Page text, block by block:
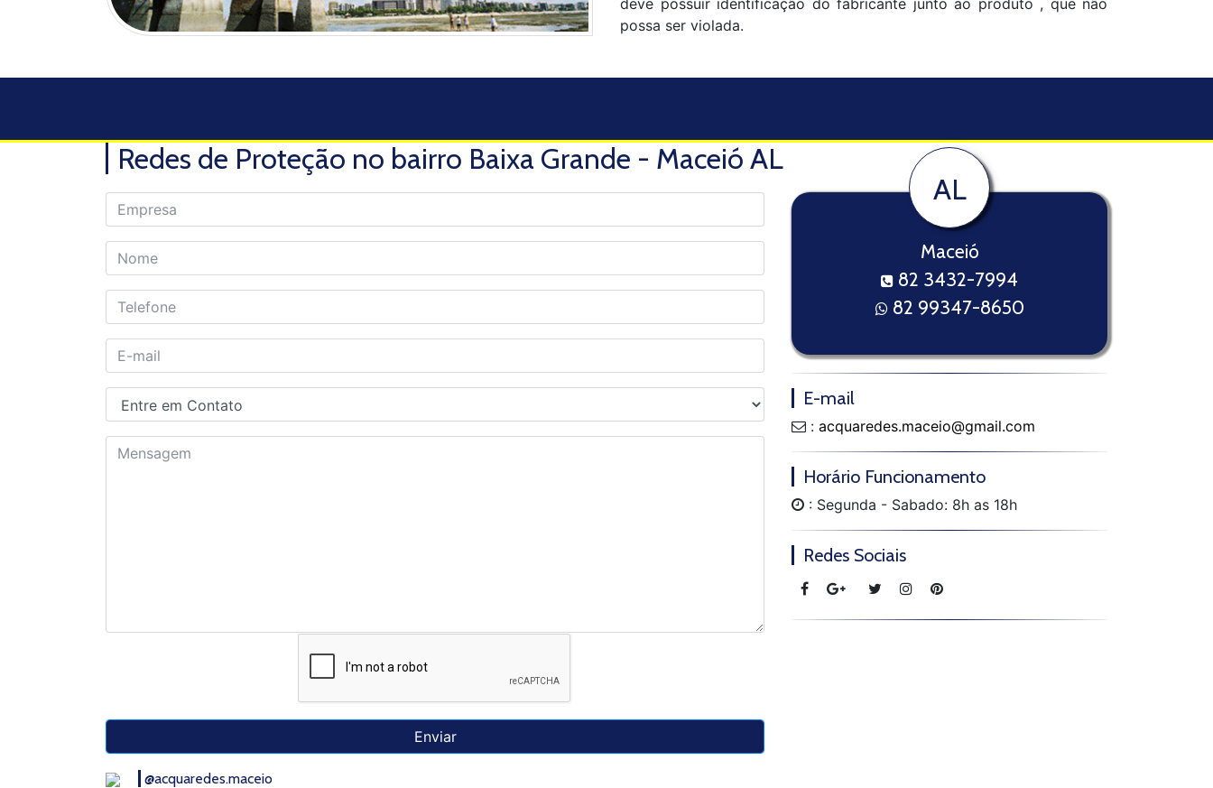
deve possuir identificação do fabricante junto ao produto , que não
possa ser violada.
Redes de Proteção no bairro Baixa Grande - Maceió AL
AL
Maceió
82 3432-7994
82 99347-8650
E-mail
: acquaredes.maceio@gmail.com
Horário Funcionamento
: Segunda - Sabado: 8h as 18h
Redes Sociais
@acquaredes.maceio